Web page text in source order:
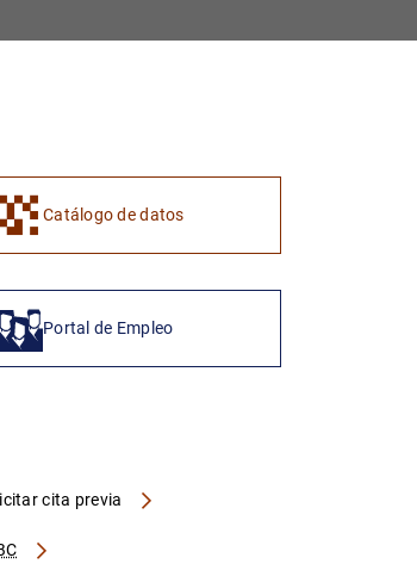
Catálogo de datos
Portal de Empleo
cita previa